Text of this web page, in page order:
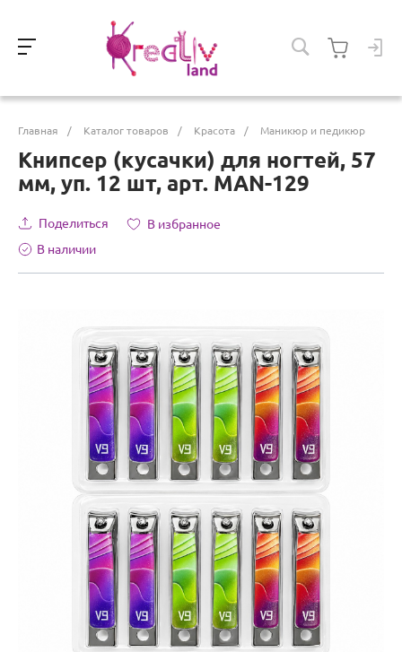
Главная / Каталог товаров / Красота / Маникюр и педикюр
Книпсер (кусачки) для ногтей, 57
мм, уп. 12 шт, арт. MAN-129
Поделиться
В избранное
В наличии